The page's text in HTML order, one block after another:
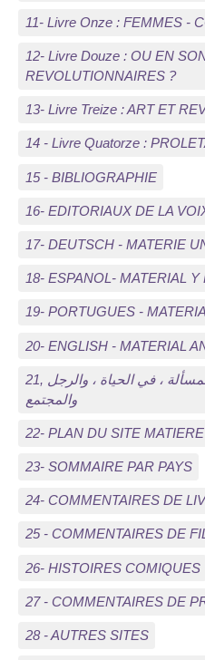
11- Livre Onze : FEMMES -
12- Livre Douze : OU EN
REVOLUTIONNAIRES ?
13- Livre Treize : ART ET
14 - Livre Quatorze :
15 - BIBLIOGRAPHIE
16- EDITORIAUX DE LA
17- DEUTSCH - MATERIE
18- ESPANOL- MATERIAL
19- PORTUGUES -
20- ENGLISH - MATERIAL
21, مواد والثورة : من هذه المسألة ، في الحياة ، والرجل
والمجتمع
22- PLAN DU SITE
23- SOMMAIRE PAR PAYS
24- COMMENTAIRES DE
25 - COMMENTAIRES DE
26- HISTOIRES COMIQUES
27 - COMMENTAIRES DE
28 - AUTRES SITES